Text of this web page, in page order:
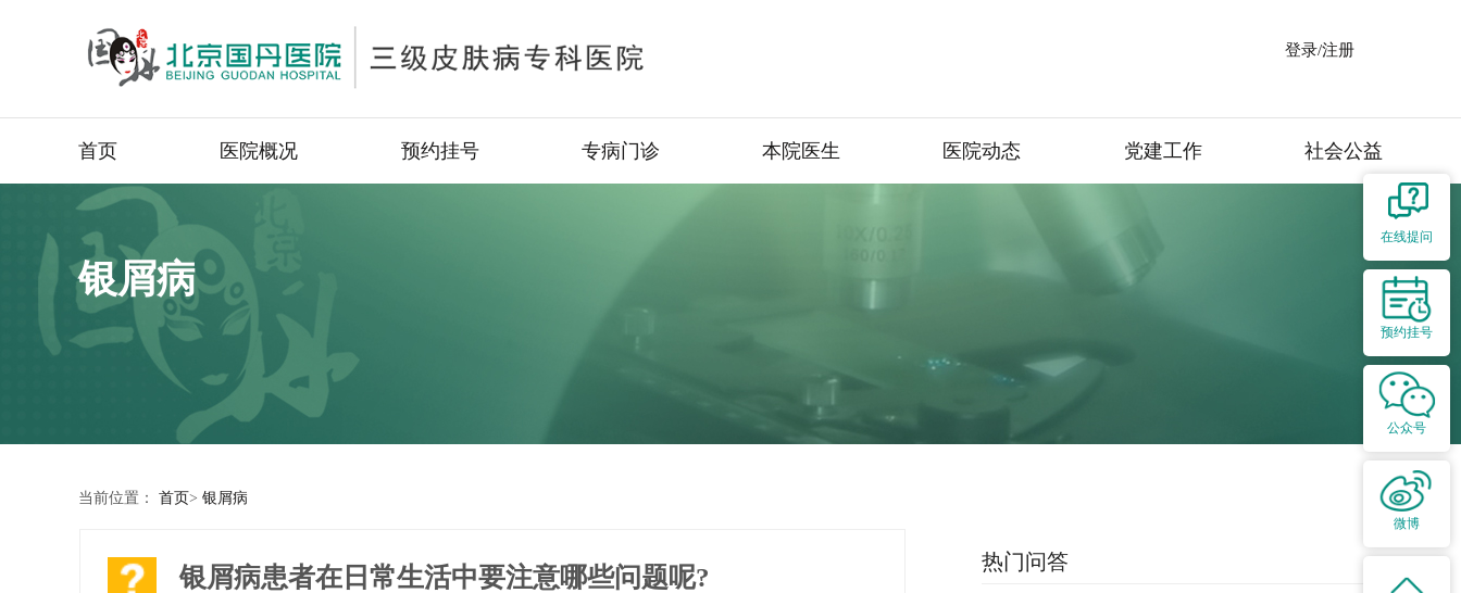
登录/注册
首页 医院概况 预约挂号 专病门诊 本院医生 医院动态 党建工作 社会公益
银屑病
当前位置： 首页> 银屑病
银屑病患者在日常生活中要注意哪些问题呢?
热门问答
在线提问
预约挂号
公众号
微博